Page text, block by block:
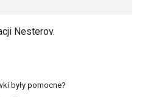
Nesterov.
były pomocne?